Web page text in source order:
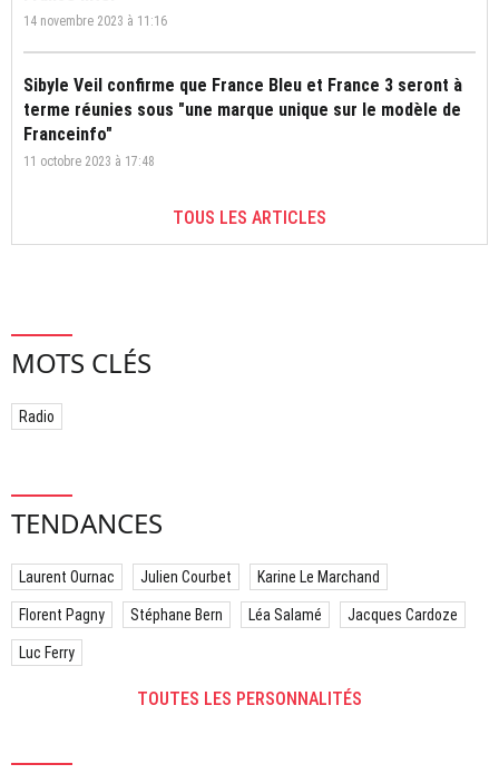
14 novembre 2023 à 11:16
Sibyle Veil confirme que France Bleu et France 3 seront à
terme réunies sous "une marque unique sur le modèle de
Franceinfo"
11 octobre 2023 à 17:48
TOUS LES ARTICLES
MOTS CLÉS
Radio
TENDANCES
Laurent Ournac Julien Courbet Karine Le Marchand
Florent Pagny Stéphane Bern Léa Salamé Jacques Cardoze
Luc Ferry
TOUTES LES PERSONNALITÉS